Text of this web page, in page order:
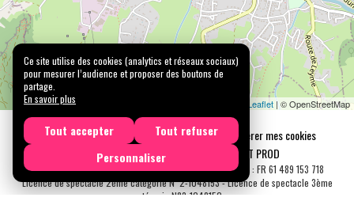
Leaflet | © OpenStreetMap
Mentions légales Confidentialité
Gérer mes cookies
Tous droits réservés © 2026 |
CARREMENT PROD
N° SIRET : 489 153 718 00031 - APE : 9001 Z - N° TVA Int. : FR 61 489 153 718
Licence de spectacle 2ème catégorie N°2-1048153 - Licence de spectacle 3ème
catégorie N°3-1048152
Ce site utilise des cookies (analytics et réseaux sociaux)
pour mesurer l’audience et proposer des boutons de
partage.
En savoir plus
Tout accepter
Tout refuser
Personnaliser